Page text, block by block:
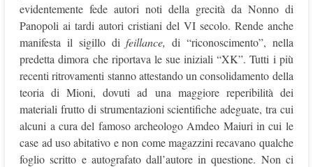
evidentemente fede autori noti della grecità da Nonno di
Panopoli ai tardi autori cristiani del VI secolo. Rende anche
manifesta il sigillo difeillance, di “riconoscimento”, nella
predetta dimora che riportava le sue iniziali “XK”. Tutti i più
recenti ritrovamenti stanno attestando un consolidamento della
teoria di Mioni, dovuti ad una maggiore reperibilità dei
materiali frutto di strumentazioni scientifiche adeguate, tra cui
alcuni a cura del famoso archeologo Amdeo Maiuri in cui le
case ad uso abitativo e non come magazzini recavano qualche
foglio scritto e autografato dall’autore in questione. Non ci